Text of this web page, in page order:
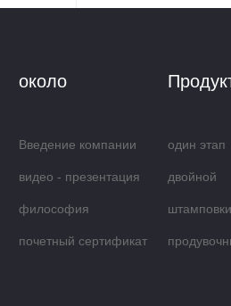
около
Введение компании
видео - презентация
философия
обслуживания
почетный сертификат
один этап
двойной